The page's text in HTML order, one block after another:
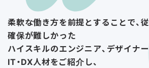
柔軟な働き方を前提とすることで、
確保が難しかった
ハイスキルのエンジニア、デザイナ
IT・DX人材をご紹介し、